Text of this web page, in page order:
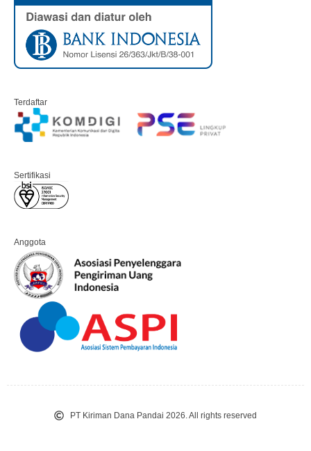
Terdaftar
Sertifikasi
Anggota
PT Kiriman Dana Pandai 2026. All rights reserved